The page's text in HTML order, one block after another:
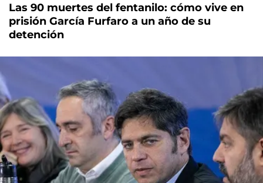
Las 90 muertes del fentanilo: cómo vive en
prisión García Furfaro a un año de su
detención